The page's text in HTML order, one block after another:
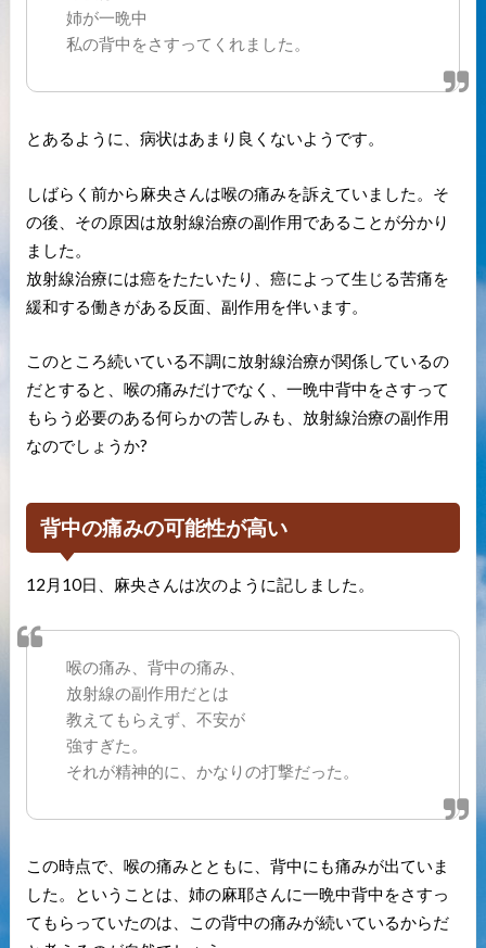
姉が一晩中
私の背中をさすってくれました。
とあるように、病状はあまり良くないようです。
しばらく前から麻央さんは喉の痛みを訴えていました。そ
の後、その原因は放射線治療の副作用であることが分かり
ました。
放射線治療には癌をたたいたり、癌によって生じる苦痛を
緩和する働きがある反面、副作用を伴います。
このところ続いている不調に放射線治療が関係しているの
だとすると、喉の痛みだけでなく、一晩中背中をさすって
もらう必要のある何らかの苦しみも、放射線治療の副作用
なのでしょうか?
背中の痛みの可能性が高い
12月10日、麻央さんは次のように記しました。
喉の痛み、背中の痛み、
放射線の副作用だとは
教えてもらえず、不安が
強すぎた。
それが精神的に、かなりの打撃だった。
この時点で、喉の痛みとともに、背中にも痛みが出ていま
した。ということは、姉の麻耶さんに一晩中背中をさすっ
てもらっていたのは、この背中の痛みが続いているからだ